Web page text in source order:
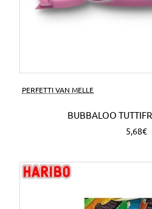
PERFETTI VAN MELLE
BUBBALOO
5,68€